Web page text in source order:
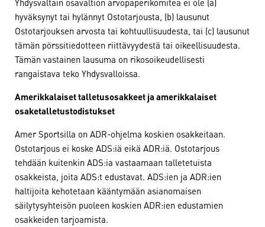
hyväksynyt tai hylännyt Ostotarjousta, (b) lausunut
Ostotarjouksen arvosta tai kohtuullisuudesta, tai (c) lausunut
tämän pörssitiedotteen riittävyydestä tai oikeellisuudesta.
Tämän vastainen lausuma on rikosoikeudellisesti
rangaistava teko Yhdysvalloissa.
Amerikkalaiset talletusosakkeet ja amerikkalaiset
osaketalletustodistukset
Amer Sportsilla on ADR-ohjelma koskien osakkeitaan.
Ostotarjous ei koske ADS:iä eikä ADR:iä. Ostotarjous
tehdään kuitenkin ADS:ia vastaamaan talletetuista
osakkeista, joita ADS:t edustavat. ADS:ien ja ADR:ien
haltijoita kehotetaan kääntymään asianomaisen
säilytysyhteisön puoleen koskien ADR:ien edustamien
osakkeiden tarjoamista.